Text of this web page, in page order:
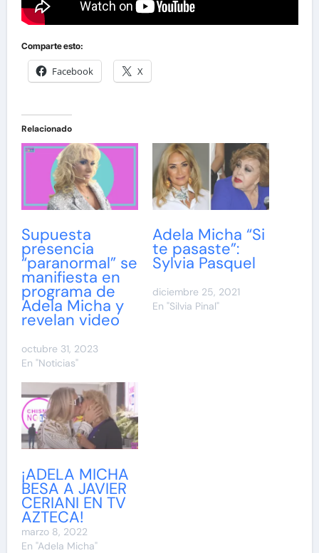
Comparte esto:
Facebook X
Relacionado
Supuesta
presencia
“paranormal” se
manifiesta en
programa de
Adela Micha y
revelan video
octubre 31, 2023
En "Noticias"
Adela Micha “Si
te pasaste”:
Sylvia Pasquel
diciembre 25, 2021
En "Silvia Pinal"
¡ADELA MICHA
BESA A JAVIER
CERIANI EN TV
AZTECA!
marzo 8, 2022
En "Adela Micha"